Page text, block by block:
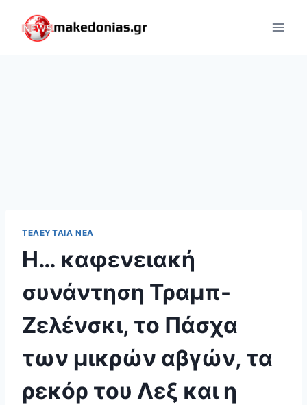
content
ΤΕΛΕΥΤΑΊΑ ΝΈΑ
Η… καφενειακή
συνάντηση Τραμπ-
Ζελένσκι, το Πάσχα
των μικρών αβγών, τα
ρεκόρ του Λεξ και η